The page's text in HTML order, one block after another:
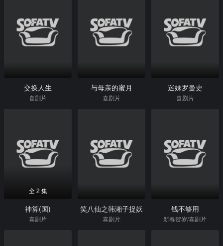
交换人生
喜剧片
与母亲的蜜月
喜剧片
迷妹罗曼史
喜剧片
全 2 集
神算(国)
喜剧片
笑八仙之韩湘子捉妖
喜剧片
钱不够用
新春贺岁/喜剧片